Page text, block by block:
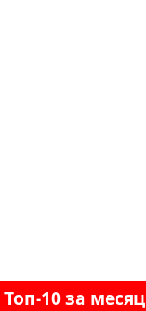
Топ-10 за месяц